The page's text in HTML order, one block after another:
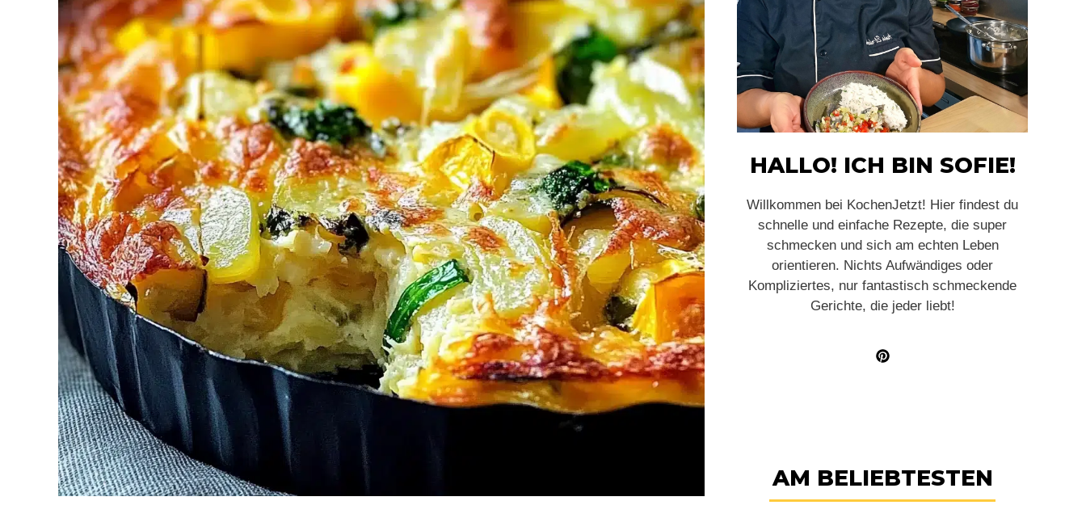
HALLO! ICH BIN SOFIE!
Willkommen bei KochenJetzt! Hier findest du
schnelle und einfache Rezepte, die super
schmecken und sich am echten Leben
orientieren. Nichts Aufwändiges oder
Kompliziertes, nur fantastisch schmeckende
Gerichte, die jeder liebt!
AM BELIEBTESTEN